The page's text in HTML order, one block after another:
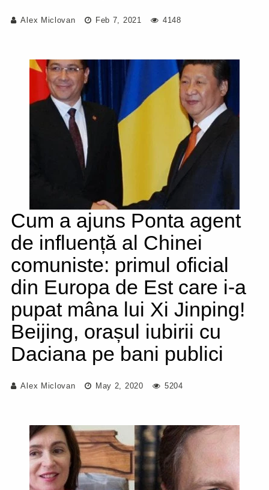
Alex Miclovan Feb 7, 2021 4148
Cum a ajuns Ponta agent
de influență al Chinei
comuniste: primul oficial
din Europa de Est care i-a
pupat mâna lui Xi Jinping!
Beijing, orașul iubirii cu
Daciana pe bani publici
Alex Miclovan May 2, 2020 5204